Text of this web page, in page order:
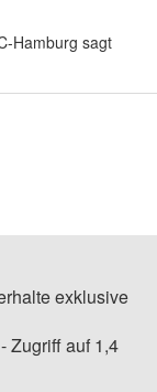
Hamburg sagt
exklusive
Zugriff auf 1,4